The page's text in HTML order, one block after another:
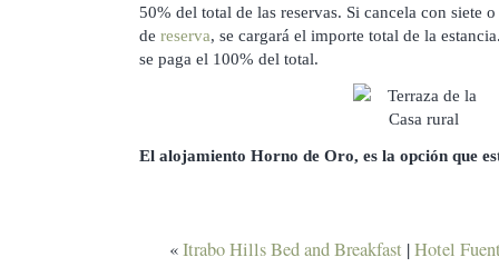
50% del total de las reservas. Si cancela con siete
de reserva, se cargará el importe total de la
se paga el 100% del total.
El alojamiento Horno de Oro, es la opción que
«Itrabo Hills Bed and Breakfast |Hotel